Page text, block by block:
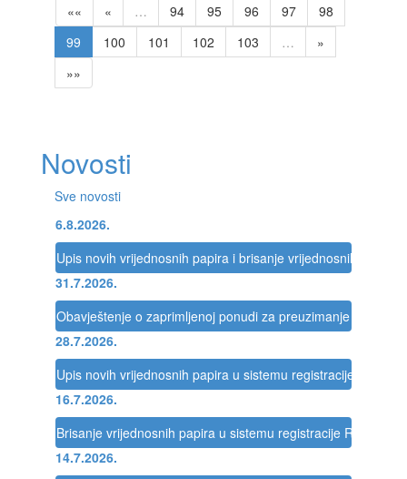
«« « … 94 95 96 97
98
99
100 101 102 103 …
»
»»
Novosti
Sve novosti
6.8.2026.
Upis novih vrijednosnih papira i brisanje vrijednosnih papira
31.7.2026.
Obavještenje o zaprimljenoj ponudi za preuzimanje društva
28.7.2026.
Upis novih vrijednosnih papira u sistemu registracije Registra
16.7.2026.
Brisanje vrijednosnih papira u sistemu registracije Registra
14.7.2026.